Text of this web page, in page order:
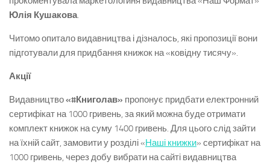
Юлія Кушакова.
Читомо опитало видавництва і дізналось, які пропозиції вони
підготували для придбання книжок на «ковідну тисячу».
Акції
Видавництво«#Книголав» пропонує придбати електронний
сертифікат на 1000 гривень, за який можна буде отримати
комплект книжок на суму 1400 гривень. Для цього слід зайти
на їхній сайт, замовити у розділі «Наші книжки» сертифікат на
1000 гривень, через добу вибрати на сайті видавництва